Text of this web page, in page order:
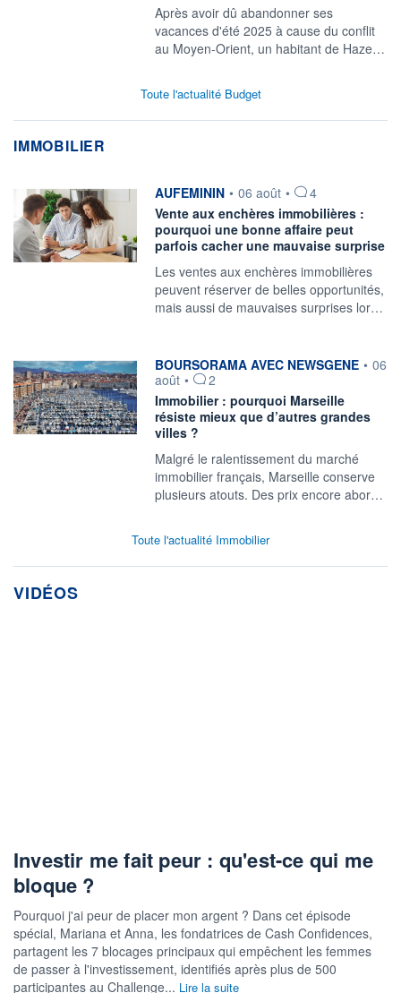
Après avoir dû abandonner ses
vacances d'été 2025 à cause du conflit
au Moyen-Orient, un habitant de Haze…
Toute l'actualité Budget
IMMOBILIER
information fournie par
AUFEMININ • 06 août •
4
Vente aux enchères immobilières :
pourquoi une bonne affaire peut
parfois cacher une mauvaise surprise
Les ventes aux enchères immobilières
peuvent réserver de belles opportunités,
mais aussi de mauvaises surprises lor…
information fournie par
BOURSORAMA AVEC NEWSGENE • 06
août •
2
Immobilier : pourquoi Marseille
résiste mieux que d’autres grandes
villes ?
Malgré le ralentissement du marché
immobilier français, Marseille conserve
plusieurs atouts. Des prix encore abor…
Toute l'actualité Immobilier
VIDÉOS
Investir me fait peur : qu'est-ce qui me
bloque ?
Pourquoi j'ai peur de placer mon argent ? Dans cet épisode
spécial, Mariana et Anna, les fondatrices de Cash Confidences,
partagent les 7 blocages principaux qui empêchent les femmes
de passer à l'investissement, identifiés après plus de 500
participantes au Challenge... Lire la suite